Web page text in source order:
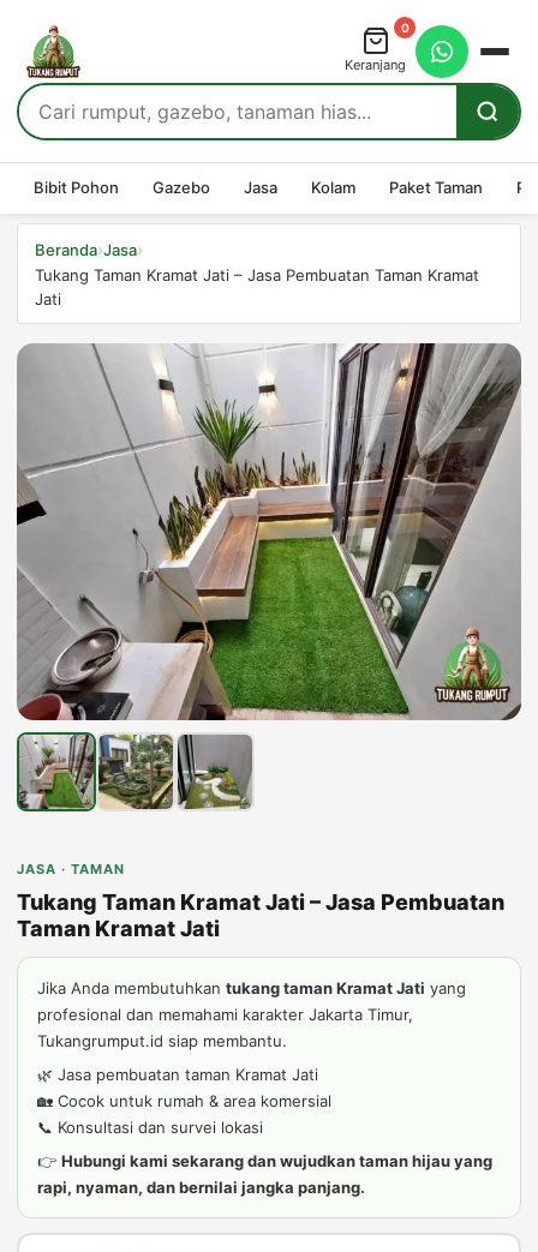
0
Keranjang
Bibit Pohon Gazebo Jasa Kolam Paket Taman
Beranda›Jasa›
Tukang Taman Kramat Jati – Jasa Pembuatan Taman Kramat
Jati
JASA · TAMAN
Tukang Taman Kramat Jati – Jasa Pembuatan
Taman Kramat Jati
Jika Anda membutuhkan tukang taman Kramat Jati yang
profesional dan memahami karakter Jakarta Timur,
Tukangrumput.id siap membantu.
🌿 Jasa pembuatan taman Kramat Jati
🏡 Cocok untuk rumah & area komersial
📞 Konsultasi dan survei lokasi
👉 Hubungi kami sekarang dan wujudkan taman hijau yang
rapi, nyaman, dan bernilai jangka panjang.